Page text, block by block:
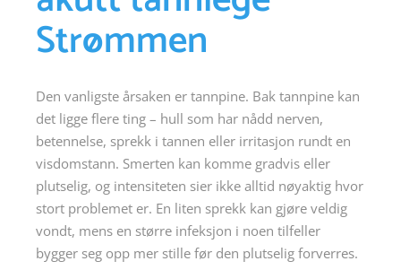
Strømmen
Den vanligste årsaken er tannpine. Bak tannpine kan
det ligge flere ting – hull som har nådd nerven,
betennelse, sprekk i tannen eller irritasjon rundt en
visdomstann. Smerten kan komme gradvis eller
plutselig, og intensiteten sier ikke alltid nøyaktig hvor
stort problemet er. En liten sprekk kan gjøre veldig
vondt, mens en større infeksjon i noen tilfeller
bygger seg opp mer stille før den plutselig forverres.